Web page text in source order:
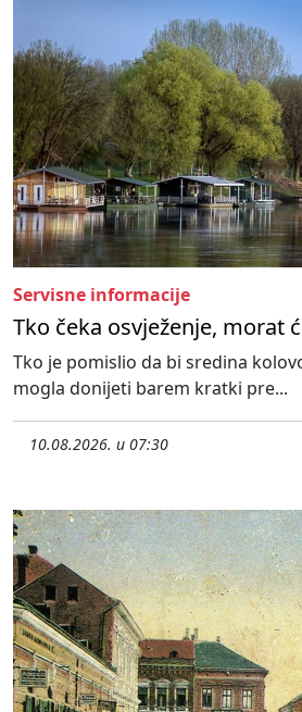
Servisne informacije
Tko čeka osvježenje, morat
Tko je pomislio da bi sredina
mogla donijeti barem kratki pre...
10.08.2026. u 07:30